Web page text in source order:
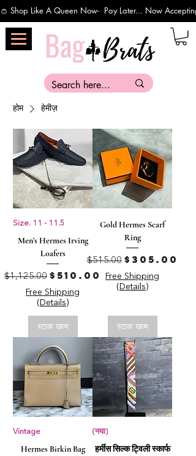
👛 Shop Like A Queen Now-  Pay Later... Now
होम हेमीज़
Size. 11 - 11.5
Men’s Hermes Irving
Loafers
नियमित मूल्य
$1,125.00 बिक्री मूल्य
$510.00
Free Shipping
(Details)
स्टाक खत्म
Gold Hermes Scarf
Ring
नियमित मूल्य
$515.00 बिक्री मूल्य
$305.00
Free Shipping
(Details)
स्टाक खत्म
Vintage
Hermes Birkin Bag
(नया)
हर्मीस सिल्क ट्विली स्कार्फ